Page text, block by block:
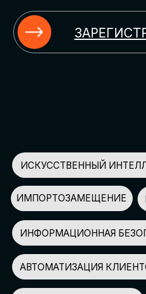
ИСКУССТВЕННЫЙ ИНТЕЛЛЕКТ
НЕЙРОСЕТИ ДЛЯ БИЗНЕСА
КЭДО АВТОМАТИЗАЦИЯ HR
АВТОМАТИЗАЦИЯ МАРКЕТИНГА И
AI-
ИМПОРТОЗАМЕЩЕНИЕ
СПИКЕРОВ
150+